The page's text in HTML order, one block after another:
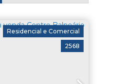
2568
Residencial e Comercial